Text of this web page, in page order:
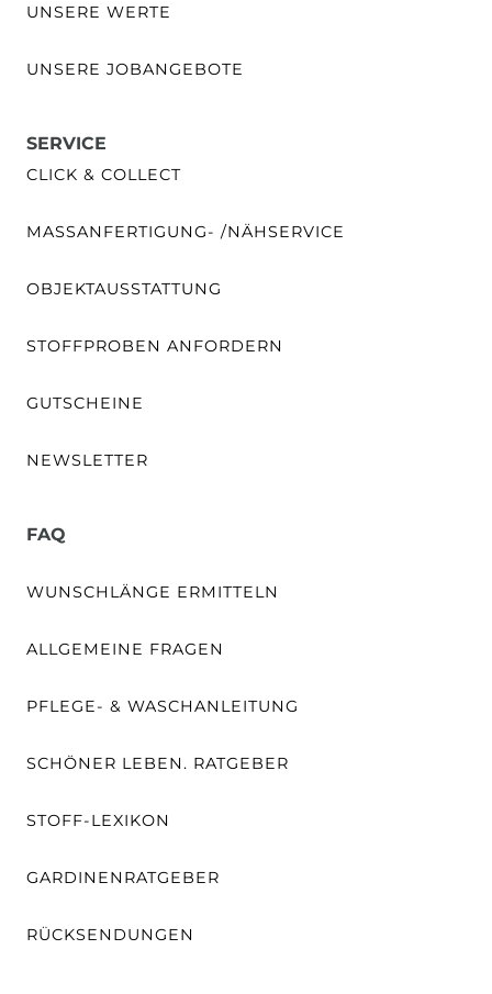
UNSERE WERTE
UNSERE JOBANGEBOTE
SERVICE
CLICK & COLLECT
MASSANFERTIGUNG- /NÄHSERVICE
OBJEKTAUSSTATTUNG
STOFFPROBEN ANFORDERN
GUTSCHEINE
NEWSLETTER
FAQ
WUNSCHLÄNGE ERMITTELN
ALLGEMEINE FRAGEN
PFLEGE- & WASCHANLEITUNG
SCHÖNER LEBEN. RATGEBER
STOFF-LEXIKON
GARDINENRATGEBER
RÜCKSENDUNGEN